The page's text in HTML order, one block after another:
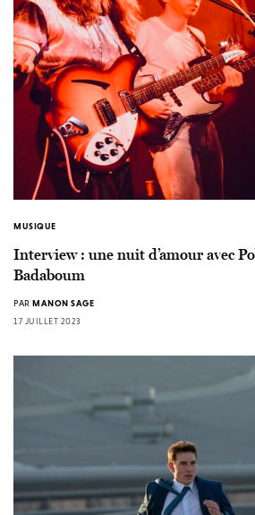
MUSIQUE
Interview : une nuit d’amour avec
Badaboum
PAR MANON SAGE
17 JUILLET 2023